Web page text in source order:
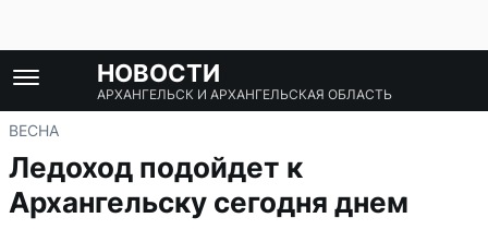
НОВОСТИ
АРХАНГЕЛЬСК И АРХАНГЕЛЬСКАЯ ОБЛАСТЬ
ВЕСНА
Ледоход подойдет к
Архангельску сегодня днем